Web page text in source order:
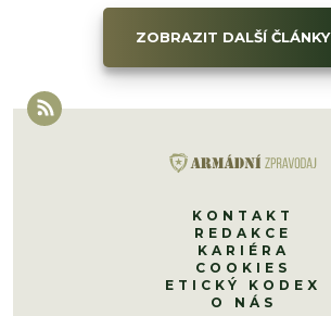
ZOBRAZIT DALŠÍ ČLÁNKY
KONTAKT
REDAKCE
KARIÉRA
COOKIES
ETICKÝ KODEX
O NÁS